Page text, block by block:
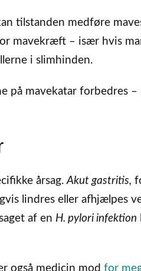
tilstanden medføre
mavekræft – især hvis
i slimhinden.
på mavekatar forbedres
årsag.Akut gastritis,
lindres eller afhjælpes
af en H. pylori infektion
også medicin mod for